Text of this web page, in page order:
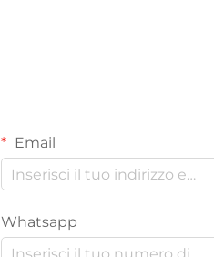
Email
Whatsapp